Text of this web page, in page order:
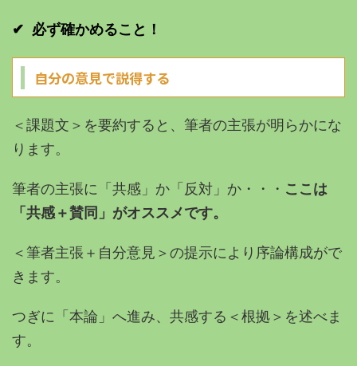
✔︎ 必ず確かめること！
自分の意見で説得する
＜課題文＞を要約すると、筆者の主張が明らかにな
ります。
筆者の主張に「共感」か「反対」か・・・ ここは
「共感＋賛同」がオススメです。
＜筆者主張＋自分意見＞の提示により序論構成がで
きます。
つぎに「本論」へ進み、共感する＜根拠＞を述べま
す。